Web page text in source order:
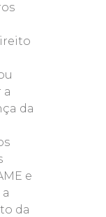
a
da
e
da